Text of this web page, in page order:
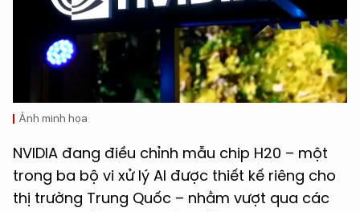
Ảnh minh họa
NVIDIA đang điều chỉnh mẫu chip H20 – một
trong ba bộ vi xử lý AI được thiết kế riêng cho
thị trường Trung Quốc – nhằm vượt qua các